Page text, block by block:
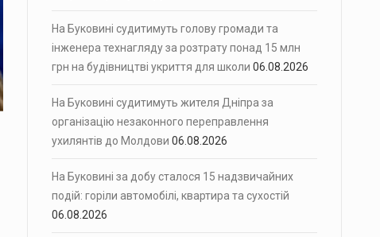
На Буковині судитимуть голову громади та
інженера технагляду за розтрату понад 15 млн
грн на будівництві укриття для школи 06.08.2026
На Буковині судитимуть жителя Дніпра за
організацію незаконного переправлення
ухилянтів до Молдови 06.08.2026
На Буковині за добу сталося 15 надзвичайних
подій: горіли автомобілі, квартира та сухостій
06.08.2026